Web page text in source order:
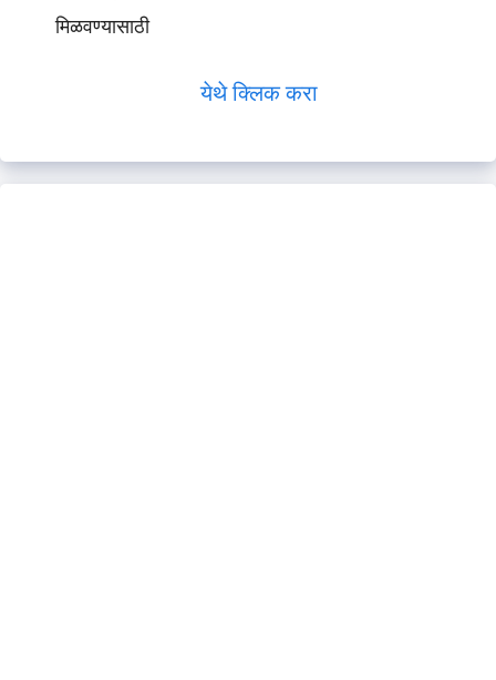
मिळवण्यासाठी
येथे क्लिक करा